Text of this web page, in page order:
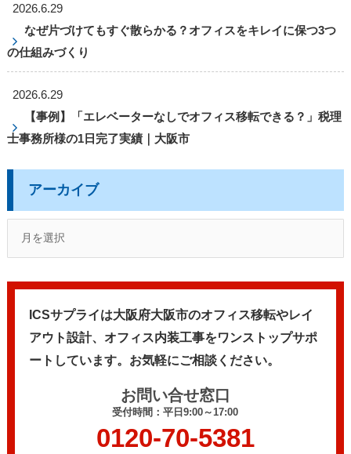
2026.6.29
なぜ片づけてもすぐ散らかる？オフィスをキレイに保つ3つ
の仕組みづくり
2026.6.29
【事例】「エレベーターなしでオフィス移転できる？」税理
士事務所様の1日完了実績｜大阪市
アーカイブ
ICSサプライは大阪府大阪市のオフィス移転やレイ
アウト設計、 オフィス内装工事をワンストップサポ
ートしています。 お気軽にご相談ください。
お問い合せ窓口
受付時間：平日9:00～17:00
0120-70-5381